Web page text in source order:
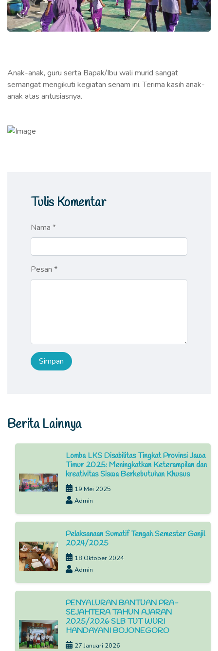
Anak-anak, guru serta Bapak/Ibu wali murid sangat
semangat mengikuti kegiatan senam ini. Terima kasih anak-
anak atas antusiasnya.
Tulis Komentar
Nama *
Pesan *
Berita Lainnya
Lomba LKS Disabilitas Tingkat Provinsi Jawa
Timur 2025: Meningkatkan Keterampilan dan
kreativitas Siswa Berkebutuhan Khusus
19 Mei 2025
Admin
Pelaksanaan Sumatif Tengah Semester Ganjil
2024/2025
18 Oktober 2024
Admin
PENYALURAN BANTUAN PRA-
SEJAHTERA TAHUN AJARAN
2025/2026 SLB TUT WURI
HANDAYANI BOJONEGORO
27 Januari 2026